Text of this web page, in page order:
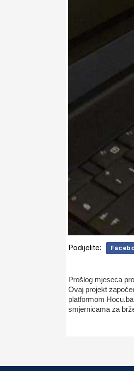
Podijelite:
Prošlog mjeseca
Ovaj projekt
platformom
smjernicama za